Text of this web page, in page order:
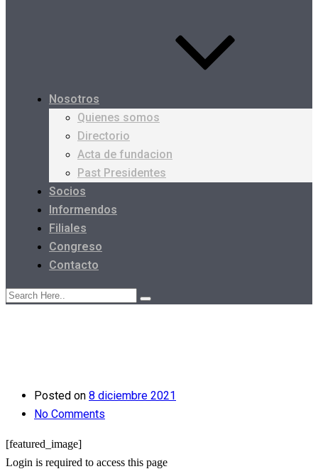
Nosotros
Quienes somos
Directorio
Acta de fundacion
Past Presidentes
Socios
Informendos
Filiales
Congreso
Contacto
Posted on 8 diciembre 2021
No Comments
[featured_image]
Login is required to access this page